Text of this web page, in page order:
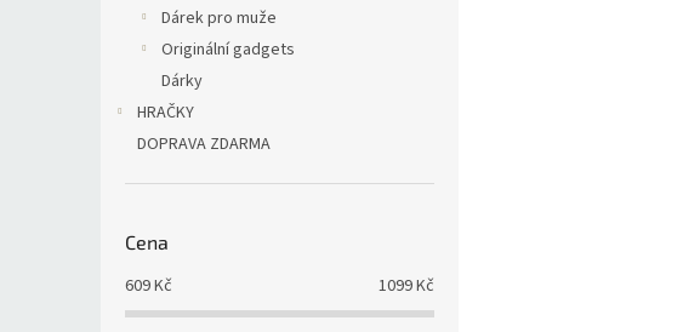
Dárek pro muže
Originální gadgets
Dárky
HRAČKY
DOPRAVA ZDARMA
Cena
609Kč 1099Kč